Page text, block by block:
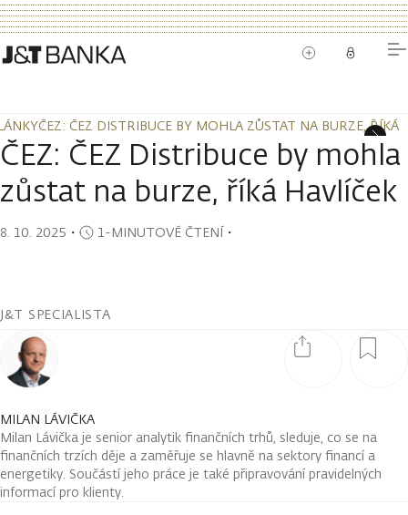
ČEZ: ČEZ DISTRIBUCE BY MOHLA ZŮSTAT NA BURZE, ŘÍKÁ
ČEZ: ČEZ DISTRIBUCE BY MOHLA ZŮSTAT NA BURZE, ŘÍKÁ
ČEZ: ČEZ Distribuce by mohla
zůstat na burze, říká Havlíček
8. 10. 2025 ・ 1-MINUTOVÉ ČTENÍ・
J&T SPECIALISTA
MILAN LÁVIČKA
Milan Lávička je senior analytik finančních trhů, sleduje, co se na
finančních trzích děje a zaměřuje se hlavně na sektory financí a
energetiky. Součástí jeho práce je také připravování pravidelných
informací pro klienty.